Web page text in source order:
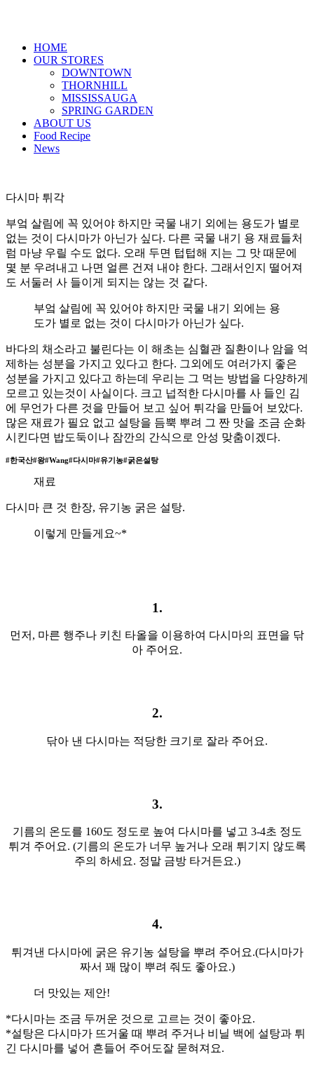
HOME
OUR STORES
DOWNTOWN
THORNHILL
MISSISSAUGA
SPRING GARDEN
ABOUT US
Food Recipe
News
다시마 튀각
부엌 살림에 꼭 있어야 하지만 국물 내기 외에는 용도가 별로
없는 것이 다시마가 아닌가 싶다. 다른 국물 내기 용 재료들처
럼 마냥 우릴 수도 없다. 오래 두면 텁텁해 지는 그 맛 때문에
몇 분 우려내고 나면 얼른 건져 내야 한다. 그래서인지 떨어져
도 서둘러 사 들이게 되지는 않는 것 같다.
부엌 살림에 꼭 있어야 하지만 국물 내기 외에는 용
도가 별로 없는 것이 다시마가 아닌가 싶다.
바다의 채소라고 불린다는 이 해초는 심혈관 질환이나 암을 억
제하는 성분을 가지고 있다고 한다. 그외에도 여러가지 좋은
성분을 가지고 있다고 하는데 우리는 그 먹는 방법을 다양하게
모르고 있는것이 사실이다. 크고 넙적한 다시마를 사 들인 김
에 무언가 다른 것을 만들어 보고 싶어 튀각을 만들어 보았다.
많은 재료가 필요 없고 설탕을 듬뿍 뿌려 그 짠 맛을 조금 순화
시킨다면 밥도둑이나 잠깐의 간식으로 안성 맞춤이겠다.
#한국산#왕#Wang#다시마#유기농#굵은설탕
재료
다시마 큰 것 한장, 유기농 굵은 설탕.
이렇게 만들게요~*
1.
먼저, 마른 행주나 키친 타올을 이용하여 다시마의 표면을 닦
아 주어요.​
2.
닦아 낸 다시마는 적당한 크기로 잘라 주어요.
3.
기름의 온도를 160도 정도로 높여 다시마를 넣고 3-4초 정도
튀겨 주어요. (기름의 온도가 너무 높거나 오래 튀기지 않도록
주의 하세요. 정말 금방 타거든요.)
4.
튀겨낸 다시마에 굵은 유기농 설탕을 뿌려 주어요.(다시마가
짜서 꽤 많이 뿌려 줘도 좋아요.)
더 맛있는 제안!
*다시마는 조금 두꺼운 것으로 고르는 것이 좋아요.
*설탕은 다시마가 뜨거울 때 뿌려 주거나 비닐 백에 설탕과 튀
긴 다시마를 넣어 흔들어 주어도잘 묻혀져요.